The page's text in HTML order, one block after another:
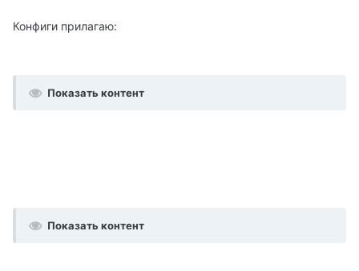
Конфиги прилагаю:
Показать контент
Показать контент